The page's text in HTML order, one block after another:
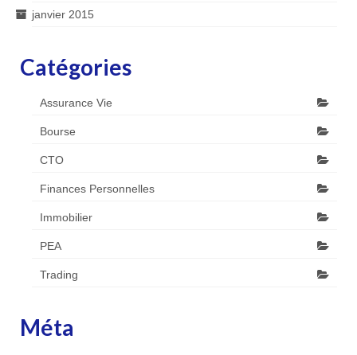
janvier 2015
Catégories
Assurance Vie
Bourse
CTO
Finances Personnelles
Immobilier
PEA
Trading
Méta